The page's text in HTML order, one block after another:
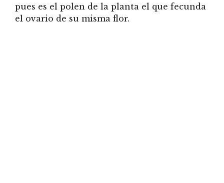
pues es el polen de la planta el que fecunda
el ovario de su misma flor.